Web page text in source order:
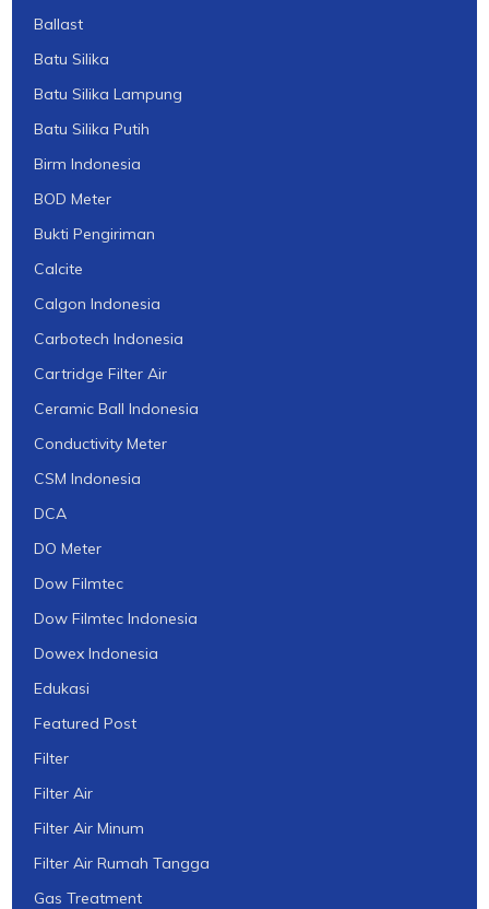
Ballast
Batu Silika
Batu Silika Lampung
Batu Silika Putih
Birm Indonesia
BOD Meter
Bukti Pengiriman
Calcite
Calgon Indonesia
Carbotech Indonesia
Cartridge Filter Air
Ceramic Ball Indonesia
Conductivity Meter
CSM Indonesia
DCA
DO Meter
Dow Filmtec
Dow Filmtec Indonesia
Dowex Indonesia
Edukasi
Featured Post
Filter
Filter Air
Filter Air Minum
Filter Air Rumah Tangga
Gas Treatment